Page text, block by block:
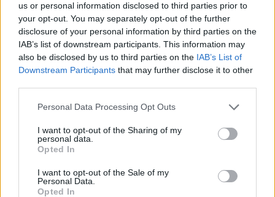
us or personal information disclosed to third parties prior to
your opt-out. You may separately opt-out of the further
disclosure of your personal information by third parties on the
IAB’s list of downstream participants. This information may
also be disclosed by us to third parties on the IAB’s List of
Downstream Participants that may further disclose it to other
Personal Data Processing Opt Outs
I want to opt-out of the Sharing of my
personal data.
Opted In
I want to opt-out of the Sale of my
Personal Data.
Opted In
ΣΧΕΤΙΚΑ ΑΡΘΡΑ